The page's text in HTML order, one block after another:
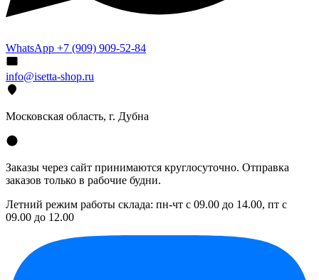
WhatsApp +7 (909) 909-52-84
info@isetta-shop.ru
Московская область, г. Дубна
Заказы через сайт принимаются круглосуточно. Отправка
заказов только в рабочие будни.
Летний режим работы склада: пн-чт с 09.00 до 14.00, пт с
09.00 до 12.00